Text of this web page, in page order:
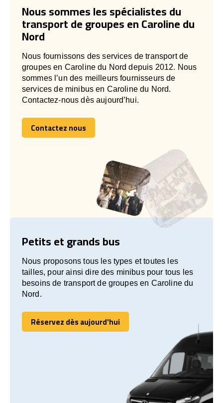
Nous sommes les spécialistes du
transport de groupes en Caroline du
Nord
Nous fournissons des services de transport de
groupes en Caroline du Nord depuis 2012. Nous
sommes l’un des meilleurs fournisseurs de
services de minibus en Caroline du Nord.
Contactez-nous dès aujourd’hui.
Contactez nous
Contactez nous
Petits et grands bus
Nous proposons tous les types et toutes les
tailles, pour ainsi dire des minibus pour tous les
besoins de transport de groupes en Caroline du
Nord.
Réservez dès aujourd'hui
Réservez dès aujourd'hui